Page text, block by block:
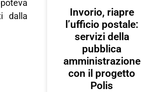
dalla
Invorio, riapre
l’ufficio postale:
servizi della
pubblica
amministrazione
con il progetto
Polis